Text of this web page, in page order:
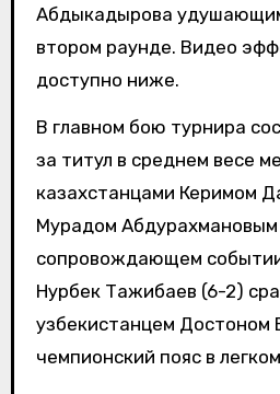
Абдыкадырова
втором раунде. Видео
доступно ниже.
В главном бою турнира
за титул в среднем весе
казахстанцами Керимом
Мурадом
сопровождающем
Нурбек Тажибаев (6-2)
узбекистанцем Достоном
чемпионский пояс в